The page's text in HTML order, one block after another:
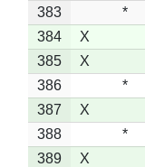
383
*
384
X
385
X
386
*
387
X
388
*
389
X